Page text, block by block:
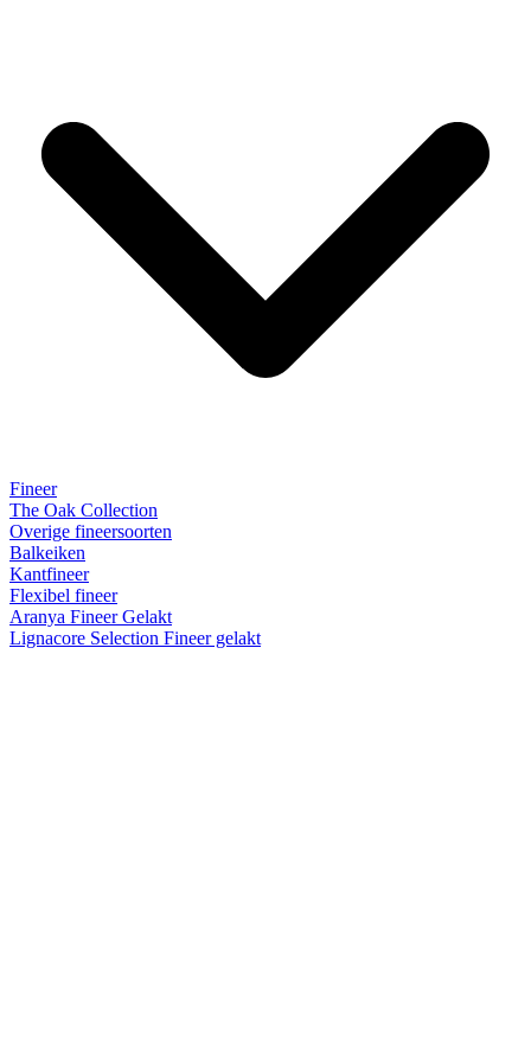
Fineer
The Oak Collection
Overige fineersoorten
Balkeiken
Kantfineer
Flexibel fineer
Aranya Fineer Gelakt
Lignacore Selection Fineer gelakt